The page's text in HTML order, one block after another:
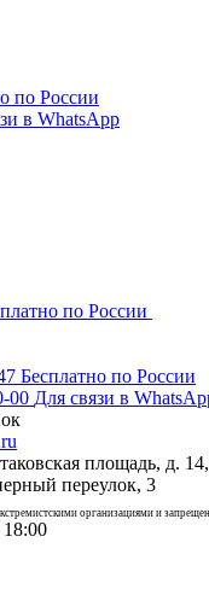
по России
в WhatsApp
по России
Бесплатно по России
00 Для связи в
площадь, д.
переулок, 3
организациями и